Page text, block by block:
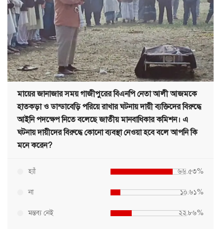
মায়ের জানাজার সময় গাজীপুরের বিএনপি নেতা আলী আজমকে
হাতকড়া ও ডান্ডাবেড়ি পরিয়ে রাখার ঘটনায় দায়ী ব্যক্তিদের বিরুদ্ধে
আইনি পদক্ষেপ নিতে বলেছে জাতীয় মানবাধিকার কমিশন। এ
ঘটনায় দায়ীদের বিরুদ্ধে কোনো ব্যবস্থা নেওয়া হবে বলে আপনি কি
মনে করেন?
হ্যাঁ ৬৬.৫৩%
না ১০.৬১%
মন্তব্য নেই ২২.৮৬%